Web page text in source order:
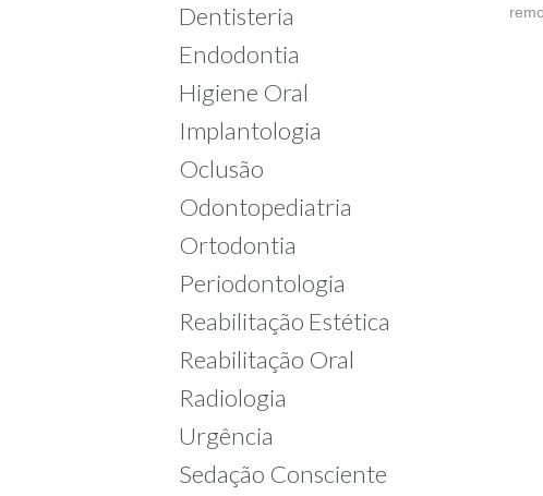
Dentisteria
Endodontia
Higiene Oral
Implantologia
Oclusão
Odontopediatria
Ortodontia
Periodontologia
Reabilitação Estética
Reabilitação Oral
Radiologia
Urgência
Sedação Consciente